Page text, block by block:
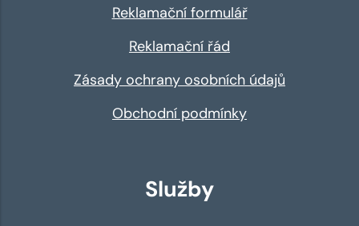
Reklamační formulář
Reklamační řád
Zásady ochrany osobních údajů
Obchodní podmínky
Služby